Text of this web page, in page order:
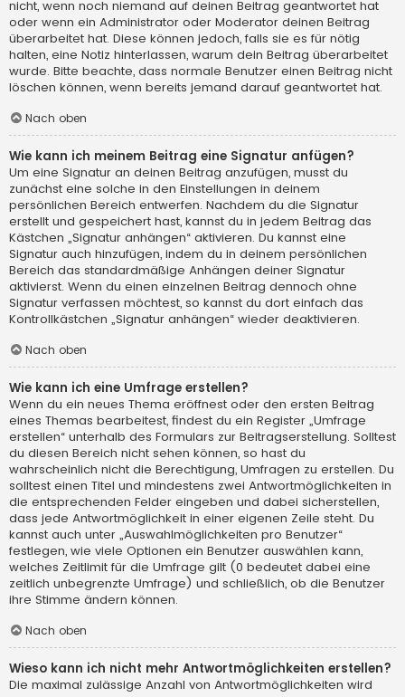
nicht, wenn noch niemand auf deinen Beitrag geantwortet hat
oder wenn ein Administrator oder Moderator deinen Beitrag
überarbeitet hat. Diese können jedoch, falls sie es für nötig
halten, eine Notiz hinterlassen, warum dein Beitrag überarbeitet
wurde. Bitte beachte, dass normale Benutzer einen Beitrag nicht
löschen können, wenn bereits jemand darauf geantwortet hat.
Nach oben
Wie kann ich meinem Beitrag eine Signatur anfügen?
Um eine Signatur an deinen Beitrag anzufügen, musst du
zunächst eine solche in den Einstellungen in deinem
persönlichen Bereich entwerfen. Nachdem du die Signatur
erstellt und gespeichert hast, kannst du in jedem Beitrag das
Kästchen „Signatur anhängen“ aktivieren. Du kannst eine
Signatur auch hinzufügen, indem du in deinem persönlichen
Bereich das standardmäßige Anhängen deiner Signatur
aktivierst. Wenn du einen einzelnen Beitrag dennoch ohne
Signatur verfassen möchtest, so kannst du dort einfach das
Kontrollkästchen „Signatur anhängen“ wieder deaktivieren.
Nach oben
Wie kann ich eine Umfrage erstellen?
Wenn du ein neues Thema eröffnest oder den ersten Beitrag
eines Themas bearbeitest, findest du ein Register „Umfrage
erstellen“ unterhalb des Formulars zur Beitragserstellung. Solltest
du diesen Bereich nicht sehen können, so hast du
wahrscheinlich nicht die Berechtigung, Umfragen zu erstellen. Du
solltest einen Titel und mindestens zwei Antwortmöglichkeiten in
die entsprechenden Felder eingeben und dabei sicherstellen,
dass jede Antwortmöglichkeit in einer eigenen Zeile steht. Du
kannst auch unter „Auswahlmöglichkeiten pro Benutzer“
festlegen, wie viele Optionen ein Benutzer auswählen kann,
welches Zeitlimit für die Umfrage gilt (0 bedeutet dabei eine
zeitlich unbegrenzte Umfrage) und schließlich, ob die Benutzer
ihre Stimme ändern können.
Nach oben
Wieso kann ich nicht mehr Antwortmöglichkeiten erstellen?
Die maximal zulässige Anzahl von Antwortmöglichkeiten wird